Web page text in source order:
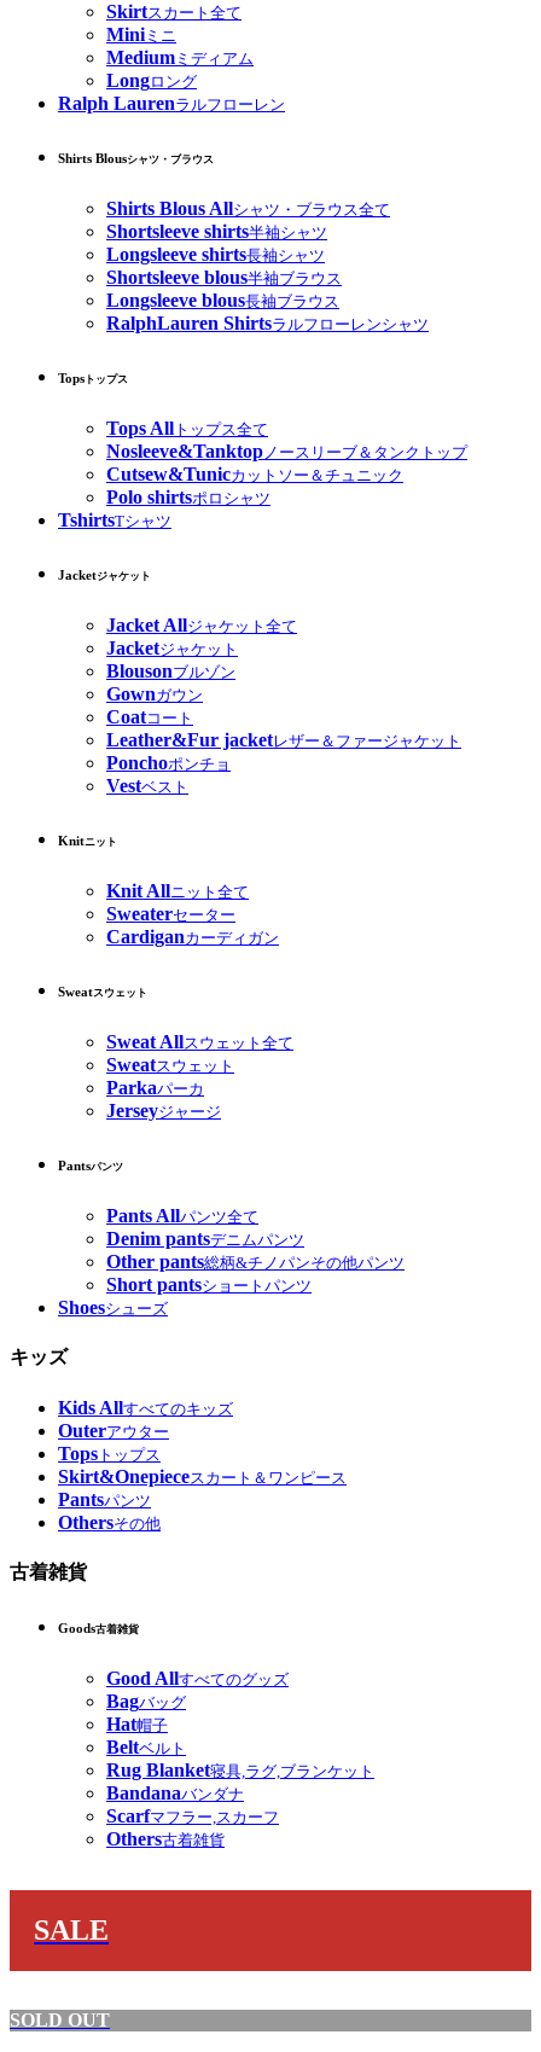
Skirtスカート全て
Miniミニ
Medium ミディアム
Longロング
Ralph Laurenラルフローレン
Shirts Blousシャツ・ブラウス
Shirts Blous Allシャツ・ブラウス全て
Shortsleeve shirts半袖シャツ
Longsleeve shirts長袖シャツ
Shortsleeve blous半袖ブラウス
Longsleeve blous長袖ブラウス
RalphLauren Shirtsラルフローレンシャツ
Tops トップス
Tops All トップス全て
Nosleeve&Tanktopノースリーブ＆タンクトップ
Cutsew&Tunicカットソー＆チュニック
Polo shirtsポロシャツ
TshirtsTシャツ
Jacketジャケット
Jacket Allジャケット全て
Jacketジャケット
Blousonブルゾン
Gownガウン
Coatコート
Leather&Fur jacketレザー＆ファージャケット
Ponchoポンチョ
Vestベスト
Knitニット
Knit Allニット全て
Sweaterセーター
Cardiganカーディガン
Sweatスウェット
Sweat Allスウェット全て
Sweatスウェット
Parkaパーカ
Jerseyジャージ
Pantsパンツ
Pants Allパンツ全て
Denim pantsデニムパンツ
Other pants総柄&チノパンその他パンツ
Short pantsショートパンツ
Shoesシューズ
キッズ
Kids Allすべてのキッズ
Outerアウター
Tops トップス
Skirt&Onepieceスカート＆ワンピース
Pantsパンツ
Othersその他
古着雑貨
Goods古着雑貨
Good Allすべてのグッズ
Bagバッグ
Hat帽子
Beltベルト
Rug Blanket寝具,ラグ,ブランケット
Bandanaバンダナ
Scarfマフラー,スカーフ
Others古着雑貨
SALE
SOLD OUT